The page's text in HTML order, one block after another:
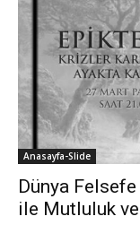
Anasayfa-Slide
Dünya
ile Mutluluk